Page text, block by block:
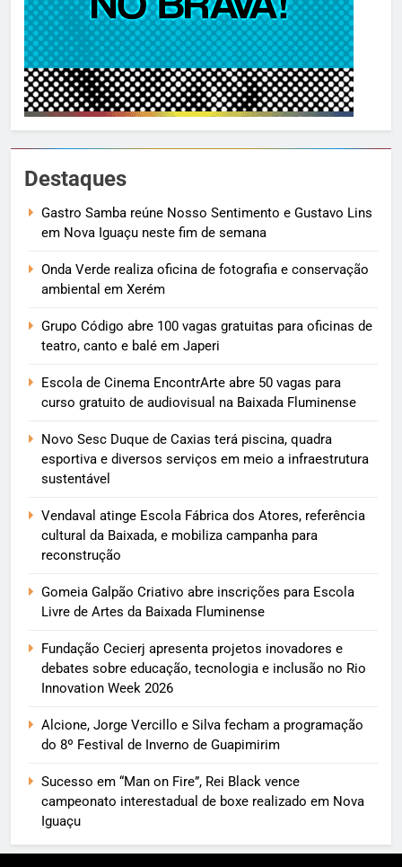
Destaques
Gastro Samba reúne Nosso Sentimento e Gustavo Lins
em Nova Iguaçu neste fim de semana
Onda Verde realiza oficina de fotografia e conservação
ambiental em Xerém
Grupo Código abre 100 vagas gratuitas para oficinas de
teatro, canto e balé em Japeri
Escola de Cinema EncontrArte abre 50 vagas para
curso gratuito de audiovisual na Baixada Fluminense
Novo Sesc Duque de Caxias terá piscina, quadra
esportiva e diversos serviços em meio a infraestrutura
sustentável
Vendaval atinge Escola Fábrica dos Atores, referência
cultural da Baixada, e mobiliza campanha para
reconstrução
Gomeia Galpão Criativo abre inscrições para Escola
Livre de Artes da Baixada Fluminense
Fundação Cecierj apresenta projetos inovadores e
debates sobre educação, tecnologia e inclusão no Rio
Innovation Week 2026
Alcione, Jorge Vercillo e Silva fecham a programação
do 8º Festival de Inverno de Guapimirim
Sucesso em “Man on Fire”, Rei Black vence
campeonato interestadual de boxe realizado em Nova
Iguaçu